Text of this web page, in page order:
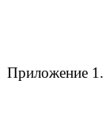
Приложение 1.